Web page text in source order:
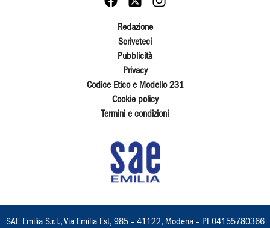
Redazione
Scriveteci
Pubblicità
Privacy
Codice Etico e Modello 231
Cookie policy
Termini e condizioni
SAE Emilia S.r.l., Via Emilia Est, 985 – 41122, Modena – PI 04155780366